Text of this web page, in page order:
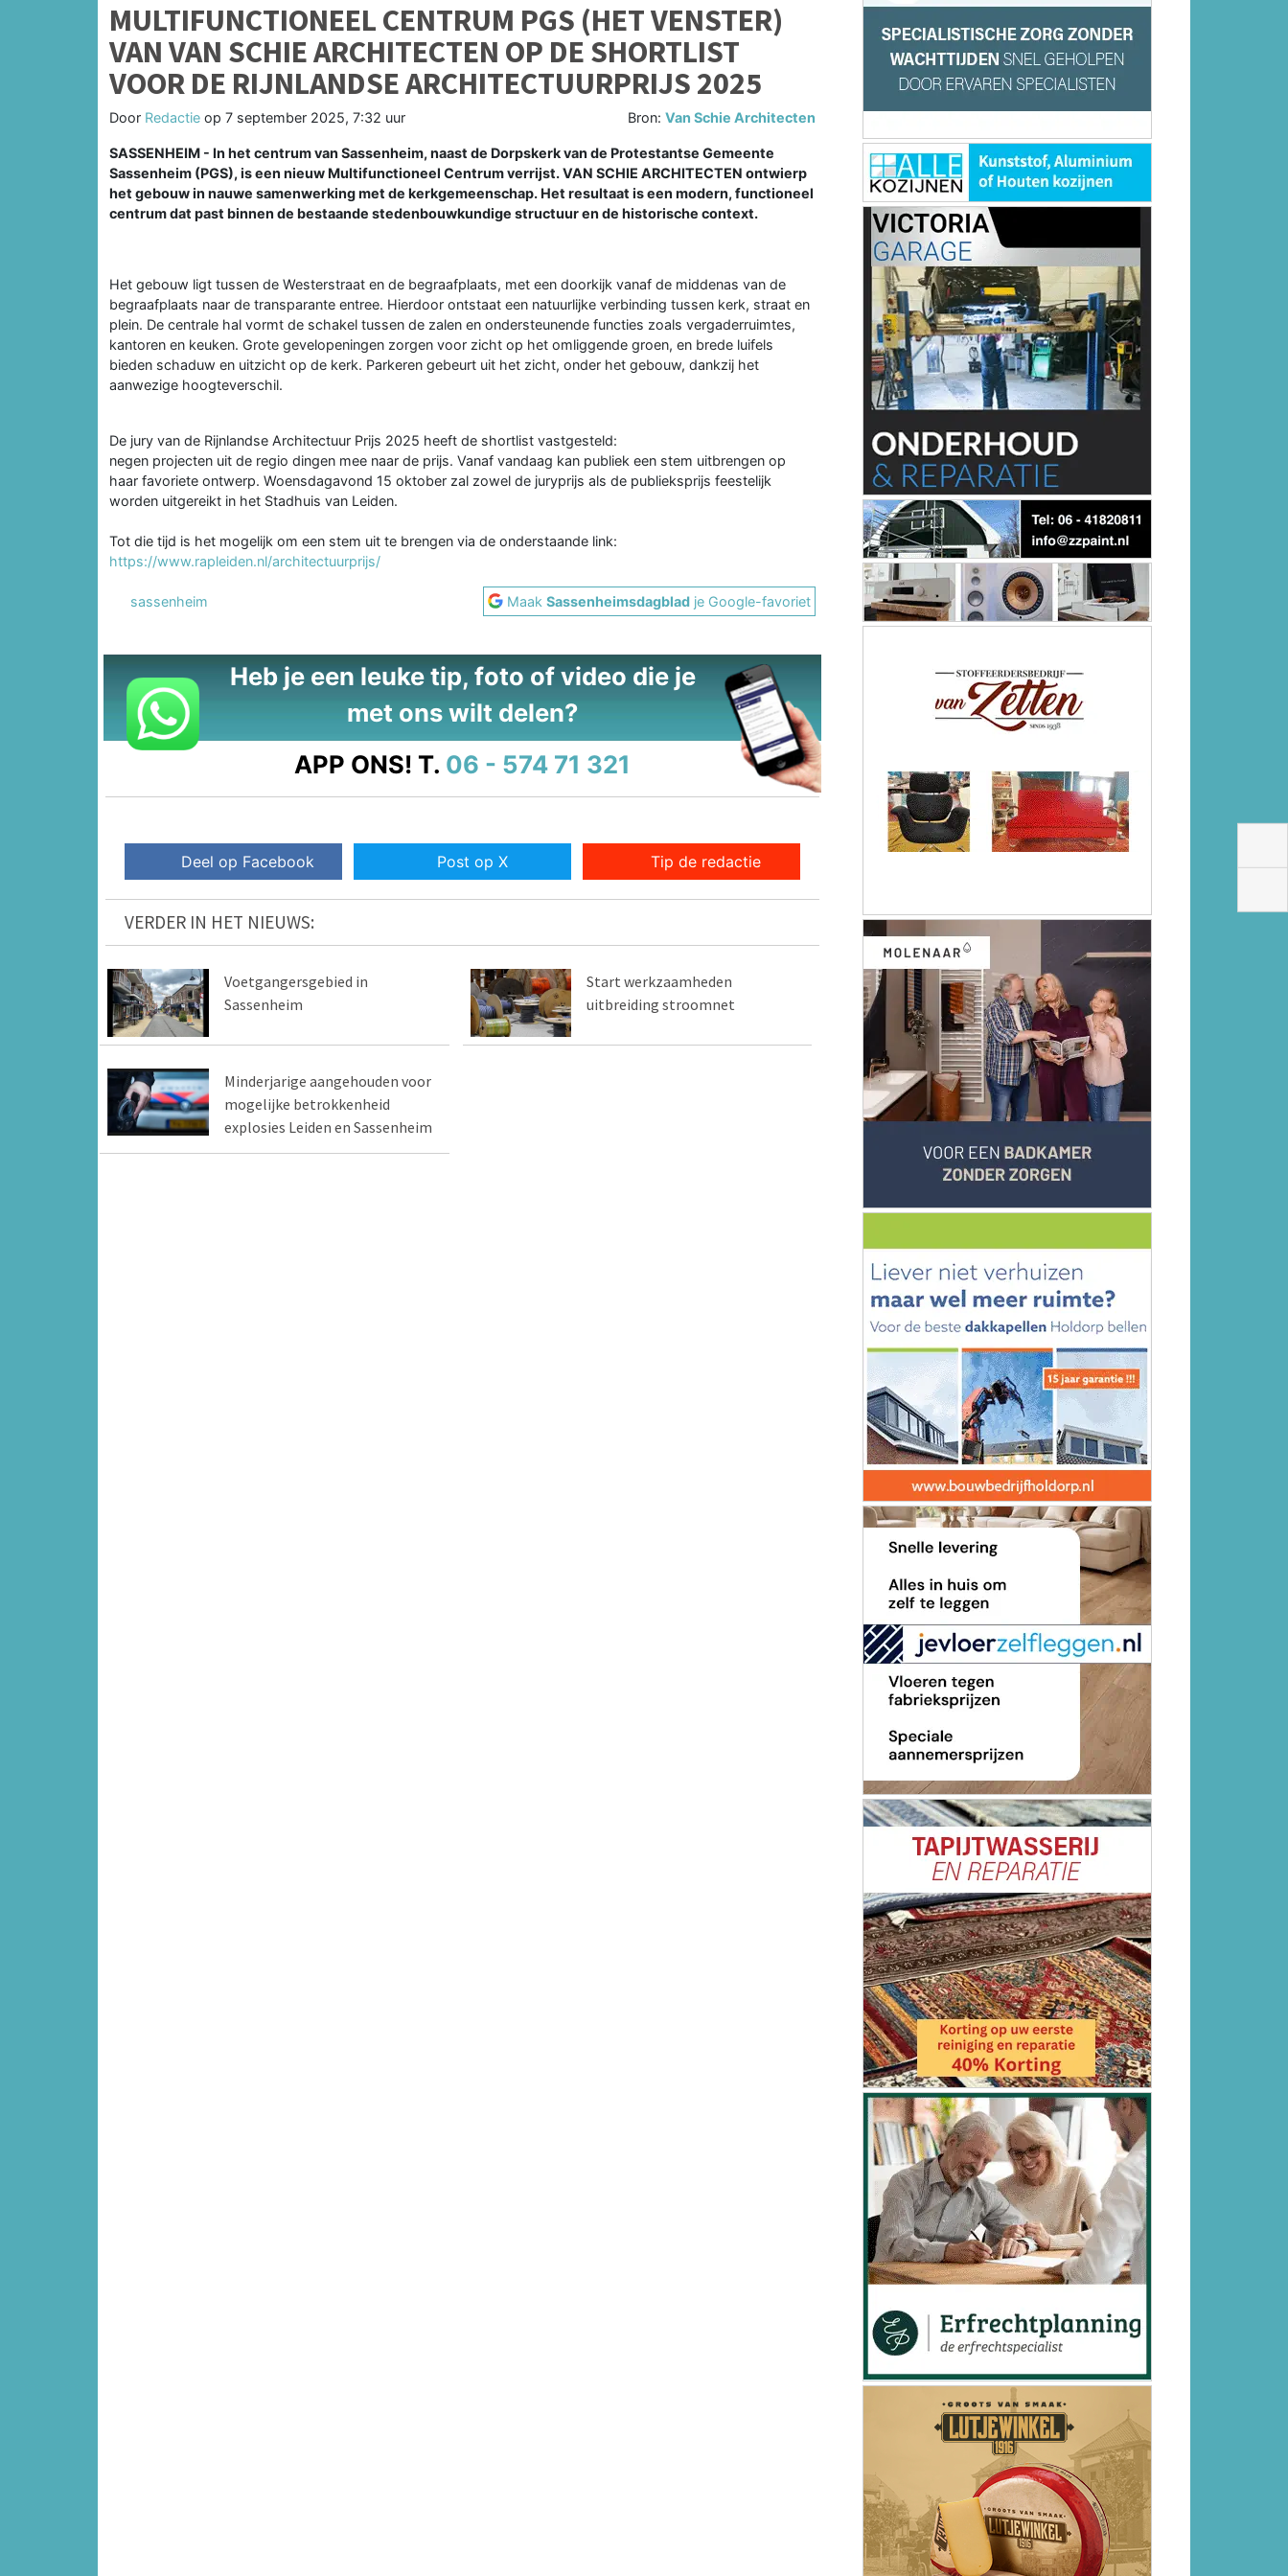
MULTIFUNCTIONEEL CENTRUM PGS (HET VENSTER)
VAN VAN SCHIE ARCHITECTEN OP DE SHORTLIST
VOOR DE RIJNLANDSE ARCHITECTUURPRIJS 2025
Door Redactie op 7 september 2025, 7:32 uur Bron:Van Schie Architecten
SASSENHEIM - In het centrum van Sassenheim, naast de Dorpskerk van de Protestantse Gemeente
Sassenheim (PGS), is een nieuw Multifunctioneel Centrum verrijst. VAN SCHIE ARCHITECTEN ontwierp
het gebouw in nauwe samenwerking met de kerkgemeenschap. Het resultaat is een modern, functioneel
centrum dat past binnen de bestaande stedenbouwkundige structuur en de historische context.
Het gebouw ligt tussen de Westerstraat en de begraafplaats, met een doorkijk vanaf de middenas van de
begraafplaats naar de transparante entree. Hierdoor ontstaat een natuurlijke verbinding tussen kerk, straat en
plein. De centrale hal vormt de schakel tussen de zalen en ondersteunende functies zoals vergaderruimtes,
kantoren en keuken. Grote gevelopeningen zorgen voor zicht op het omliggende groen, en brede luifels
bieden schaduw en uitzicht op de kerk. Parkeren gebeurt uit het zicht, onder het gebouw, dankzij het
aanwezige hoogteverschil.
De jury van de Rijnlandse Architectuur Prijs 2025 heeft de shortlist vastgesteld:
negen projecten uit de regio dingen mee naar de prijs. Vanaf vandaag kan publiek een stem uitbrengen op
haar favoriete ontwerp. Woensdagavond 15 oktober zal zowel de juryprijs als de publieksprijs feestelijk
worden uitgereikt in het Stadhuis van Leiden.
Tot die tijd is het mogelijk om een stem uit te brengen via de onderstaande link:
https://www.rapleiden.nl/architectuurprijs/
sassenheim MaakSassenheimsdagblad je Google-favoriet
Heb je een leuke tip, foto of video die je
met ons wilt delen?
APP ONS! T. 06 - 574 71 321
Deel op Facebook Post op X Tip de redactie
VERDER IN HET NIEUWS:
Voetgangersgebied in
Sassenheim
Start werkzaamheden
uitbreiding stroomnet
Minderjarige aangehouden voor
mogelijke betrokkenheid
explosies Leiden en Sassenheim